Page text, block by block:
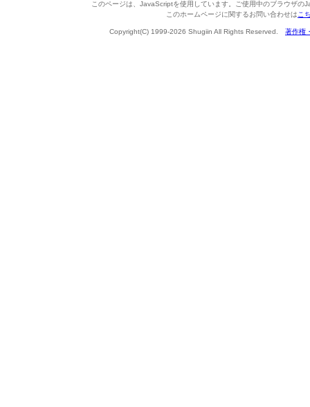
このページは、JavaScriptを使用しています。ご使用中のブラウザの
このホームページに関するお問い合わせは こ
Copyright(C) 1999-2026 Shugiin All Rights Reserved. 著作権